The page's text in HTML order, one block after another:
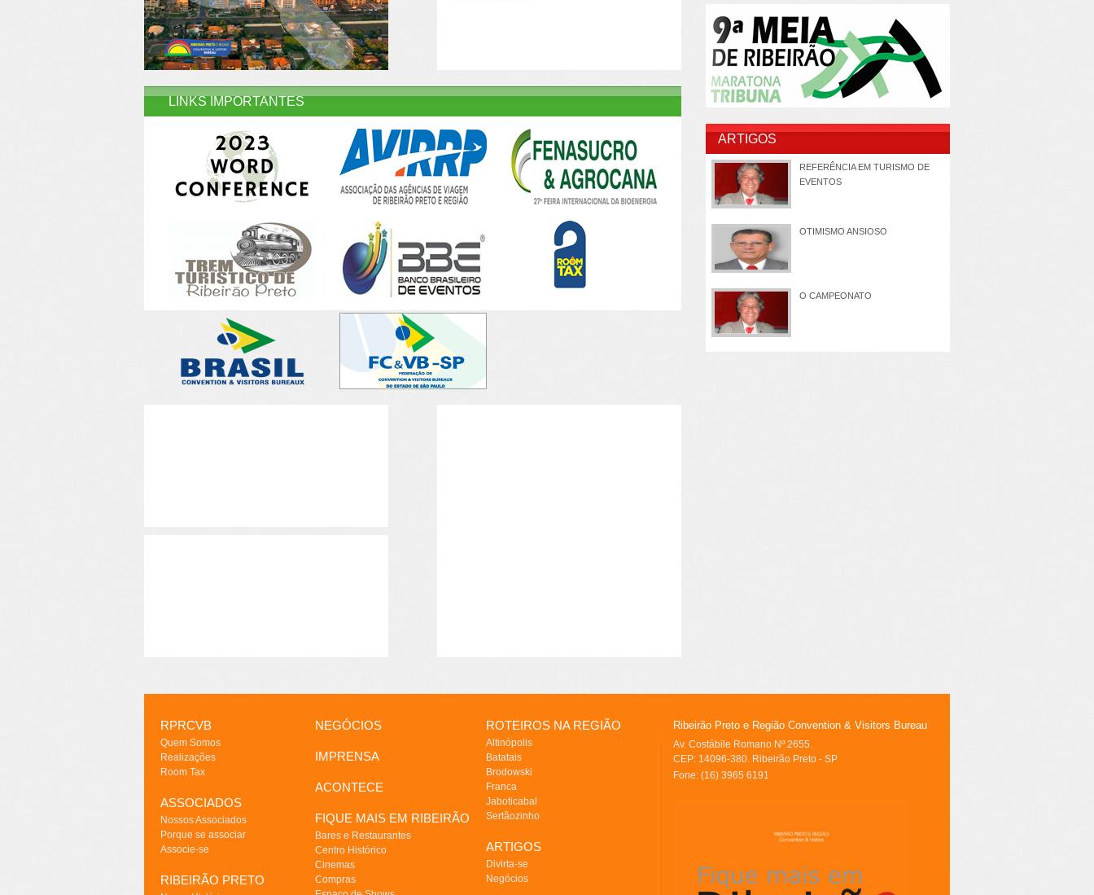
LINKS IMPORTANTES
ARTIGOS
REFERÊNCIA EM TURISMO DE
EVENTOS
OTIMISMO ANSIOSO
O CAMPEONATO
RPRCVB
Quem Somos
Realizações
Room Tax
ASSOCIADOS
Nossos Associados
Porque se associar
Associe-se
RIBEIRÃO PRETO
NEGÓCIOS
IMPRENSA
ACONTECE
FIQUE MAIS EM RIBEIRÃO
Bares e Restaurantes
Centro Histórico
Cinemas
Compras
ROTEIROS NA REGIÃO
Altinópolis
Batatais
Brodowski
Franca
Jaboticabal
Sertãozinho
ARTIGOS
Divirta-se
Negócios
Ribeirão Preto e Região Convention & Visitors Bureau
Av. Costábile Romano Nº 2655.
CEP: 14096-380. Ribeirão Preto - SP
Fone: (16) 3965 6191